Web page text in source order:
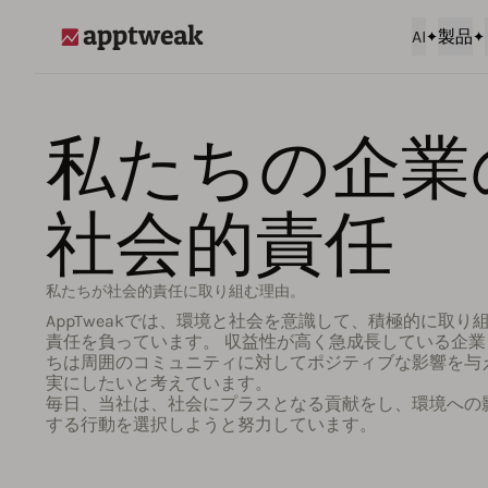
AI 製品
私たちの企
社会的責任
私たちが社会的責任に取り組む理由。
AppTweakでは、環境と社会を意識して、積極的に取り
責任を負っています。 収益性が高く急成長している企
ちは周囲のコミュニティに対してポジティブな影響を与
実にしたいと考えています。
毎日、当社は、社会にプラスとなる貢献をし、環境への
する行動を選択しようと努力しています。